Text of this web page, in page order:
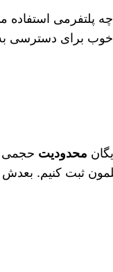
استفاده
خوب برای
محدودیت حجمی
ثبت کنیم.